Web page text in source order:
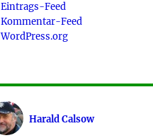
Eintrags-Feed
Kommentar-Feed
WordPress.org
Harald Calsow